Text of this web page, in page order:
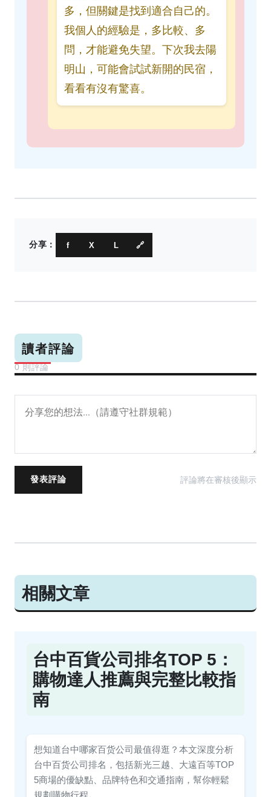
多，但關鍵是找到適合自己的。
我個人的經驗是，多比較、多
問，才能避免失望。下次我去陽
明山，可能會試試新開的民宿，
看看有沒有驚喜。
分享： f X L 🔗
讀者評論
0 則評論
發表評論 評論將在審核後顯示
相關文章
台中百貨公司排名TOP 5：
購物達人推薦與完整比較指
南
想知道台中哪家百货公司最值得逛？本文深度分析
台中百货公司排名，包括新光三越、大遠百等TOP
5商場的優缺點、品牌特色和交通指南，幫你輕鬆
規劃購物行程。